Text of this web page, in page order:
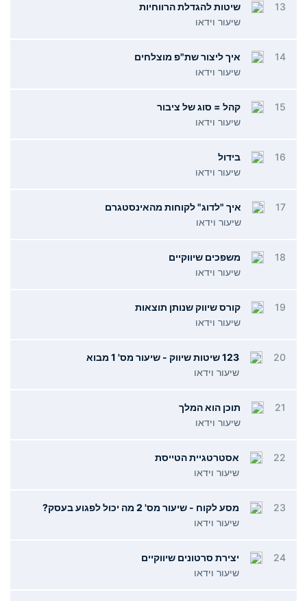
13
שיטות להגדלת הרווחיות
שיעור וידאו
14
איך ליצור שת"פ מוצלחים
שיעור וידאו
15
קהל = סוג של ציבור
שיעור וידאו
16
בידול
שיעור וידאו
17
איך "לדוג" לקוחות מהאינסטגרם
שיעור וידאו
18
משפכים שיווקיים
שיעור וידאו
19
קורס שיווק שנותן תוצאות
שיעור וידאו
20
123 שיטות שיווק - שיעור מס' 1 מבוא
שיעור וידאו
21
תוכן הוא המלך
שיעור וידאו
22
אסטרטגיית הטייסת
שיעור וידאו
23
מסע לקוח - שיעור מס' 2 מה יכול לפגוע בעסק?
שיעור וידאו
24
יצירת סרטונים שיווקיים
שיעור וידאו